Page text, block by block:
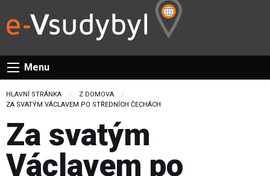
Menu
HLAVNÍ STRÁNKA
Z DOMOVA
CURRENT:
ZA SVATÝM VÁCLAVEM PO STŘEDNÍCH ČECHÁCH
Za svatým
Václavem po